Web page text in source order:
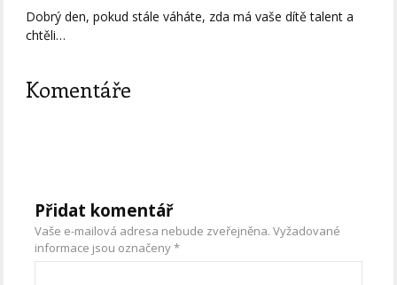
Dobrý den, pokud stále váháte, zda má vaše dítě talent a
chtěli…
Komentáře
Přidat komentář
Vaše e-mailová adresa nebude zveřejněna. Vyžadované
informace jsou označeny*